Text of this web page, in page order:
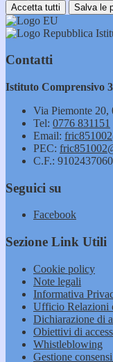
Accetta tutti Salva le
Contatti
Istituto Comprensivo
Via Piemonte 20,
Tel: 0776 831151
Email:
PEC:
C.F.:
Seguici su
Facebook
Sezione Link Utili
Cookie policy
Note legali
Informativa
Ufficio Relazioni
Dichiarazione di
Obiettivi di
Whistleblowing
Gestione